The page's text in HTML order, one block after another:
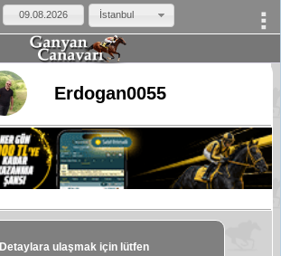
İstanbul
Erdogan0055
Detaylara ulaşmak için lütfen
×